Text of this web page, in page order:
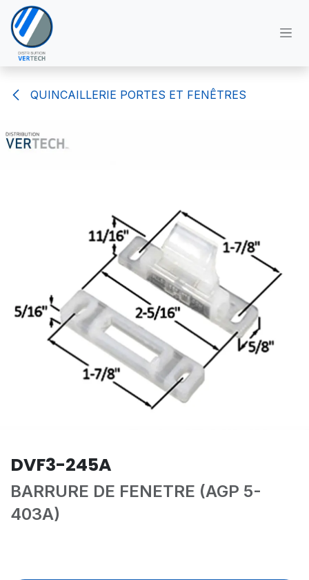
Se rendre au contenu
QUINCAILLERIE PORTES ET FENÊTRES
DVF3-245A
BARRURE DE FENETRE (AGP 5-
403A)